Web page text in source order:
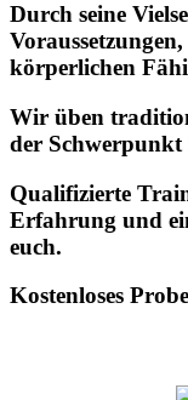
Durch seine
körperlichen
Wir üben
der Schwerpunkt
Qualifizierte
Erfahrung und
euch.
Kostenloses